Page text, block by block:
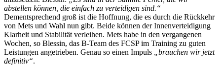
abstellen können, die einfach zu verteidigen sind.“
Dementsprechend groß ist die Hoffnung, die es durch die Rückkehr
von Mets und Wahl nun gibt. Beide können der Innenverteidigung
Klarheit und Stabilität verleihen. Mets habe in den vergangenen
Wochen, so Blessin, das B-Team des FCSP im Training zu guten
Leistungen angetrieben. Genau so einen Impuls
„brauchen wir jetzt
definitiv“.